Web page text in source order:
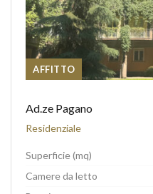
AFFITTO
Ad.ze Pagano
Residenziale
Superficie (mq)
Camere da letto